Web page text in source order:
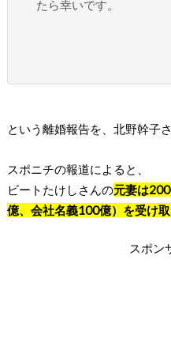
たら幸いです。
という離婚報告を、北野幹子
スポニチの報道によると、
ビートたけしさんの元妻は
億、会社名義100億）を受け
スポン